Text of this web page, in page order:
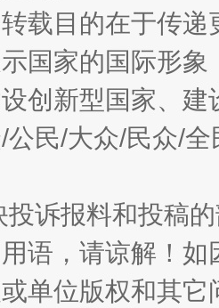
身衣” 如何以
载目的在于传
国家的国际形
创新型国家、
公民/大众/民众/
投诉报料和投稿
语，请谅解！
单位版权和其它